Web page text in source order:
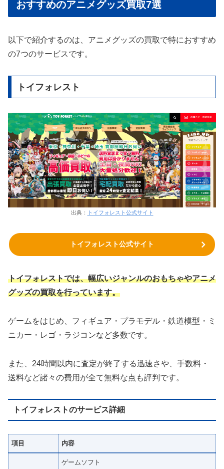
おすすめのアニメグッズ買取7選
以下で紹介するのは、アニメグッズの買取で特におすすめ
の7つのサービスです。
トイフォレスト
出典： トイフォレスト公式サイト
トイフォレスト公式サイト
トイフォレストでは、幅広いジャンルのおもちゃやアニメ
グッズの買取を行っています。
ゲームをはじめ、フィギュア・プラモデル・鉄道模型・ミ
ニカー・レゴ・ラジコンなど多数です。
また、24時間以内に査定が終了する迅速さや、手数料・
送料など諸々の費用が全て無料な点も評判です。
トイフォレストのサービス詳細
項目 内容
ゲームソフト